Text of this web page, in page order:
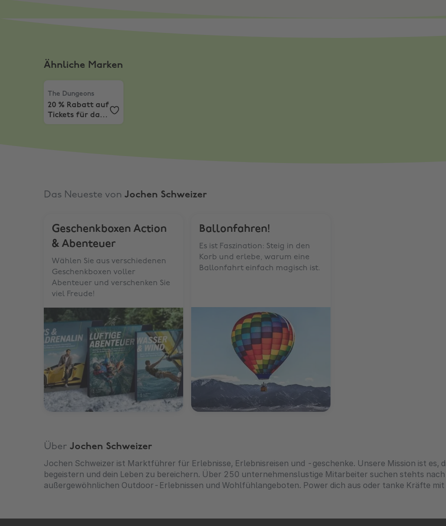
Ähnliche Marken
The Dungeons
20 % Rabatt auf
Tickets für das
Hamburg
Das Neueste von Jochen Schweizer
Geschenkboxen Action
& Abenteuer
Wählen Sie aus verschiedenen
Geschenkboxen voller
Abenteuer und verschenken Sie
viel Freude!
Ballonfahren!
Es ist Faszination: Steig in den
Korb und erlebe, warum eine
Ballonfahrt einfach magisch ist.
Über Jochen Schweizer
Jochen Schweizer ist Marktführer für Erlebnisse, Erlebnisreisen und -geschenke. Unsere Mission ist es,
begeistern und dein Leben zu bereichern. Über 250 unternehmenslustige Mitarbeiter suchen stehts
außergewöhnlichen Outdoor-Erlebnissen und Wohlfühlangeboten. Power dich aus oder tanke Kräfte